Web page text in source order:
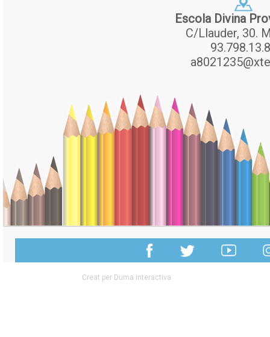
Escola Divina
C/Llauder, 30.
Creat per Duma interactiva